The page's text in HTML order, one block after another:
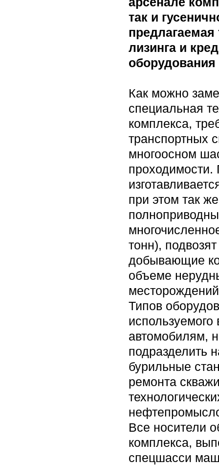
так и
предлагаемая
лизинга и
Как можно
специальная
комплекса,
транспортных
многоосном
проходимости.
при этом так
тонн),
добывающие
объеме
Типов
автомобилям,
подразделить
бурильные
ремонта
Все носители
комплекса,
спецшасси